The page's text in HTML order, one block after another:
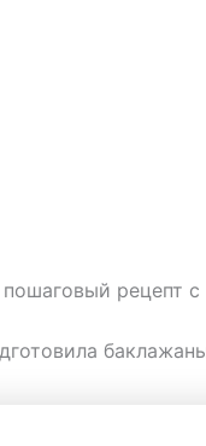
рецепт с